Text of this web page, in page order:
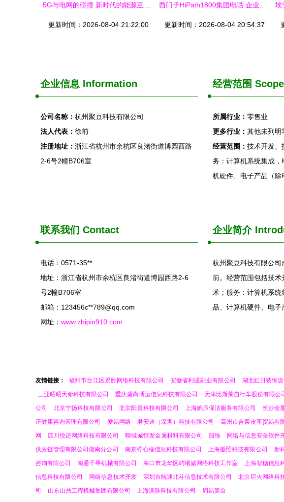
更新时间：2026-08-04 21:22:00 更新时间：2026-08-04 20:54:37
企业信息 Information
公司名称： 杭州聚豆科技有限公司
法人代表： 徐前
注册地址： 浙江省杭州市余杭区良渚街道博园西路
2-6号2幢B706室
经营范围 Scope
所属行业： 零售业
更多行业： 其他未列明
经营范围： 技术开发、
务：计算机系统集成
机硬件、电子产品（除
联系我们 Contact
电话：0571-35**
地址：浙江省杭州市余杭区良渚街道博园西路2-6
号2幢B706室
邮箱：123456c**789@qq.com
网址： www.zhipin910.com
企业简介
杭州聚豆科技有限公
前。经营范围包括技
术；服务：计算机系
品、计算机硬件、电子
友情链接： 福州市台江区景胜网络科技有限公司 安徽省利诚刷业有限公司 湖北虹日装饰
三亚昭昭天命科技有限公司
重庆盛尚博运信息科技有限公司 天津比斯莱自行车股份有限公
公司
北京宁扬科技有限公司 北京阳贵科技有限公司 上海婉辰保洁服务有限公司 长沙金
正健康咨询管理有限公司
爱易网络 君安道（深圳）科技有限公司 高州市合泰皮革贸易有
网
四川悦还网络科技有限公司 聊城诚恒发金属材料有限公司 服饰 网络与信息安全软件
供应链管理有限公司湖南分公司
南京柠心檬信息科技有限公司 上海徽照科技有限公司 新
咨询有限公司
南通千寻机械有限公司 海口市龙华区屿曦诚网络科技工作室 上海智糖信息
信息科技有限公司
网络信息技术开发 深圳市航通北斗信息技术有限公司 北京巨火网络科
司
山东山鼎工程机械集团有限公司 上海溪陟科技有限公司 周易算命